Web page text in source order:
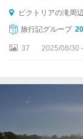
ビクトリアの滝周辺
旅行記グループ
37 2025/08/30